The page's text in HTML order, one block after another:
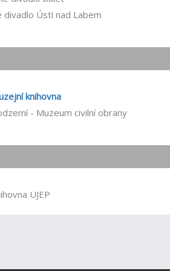
divadlo Ústí nad Labem
knihovna
- Muzeum civilní obrany
UJEP